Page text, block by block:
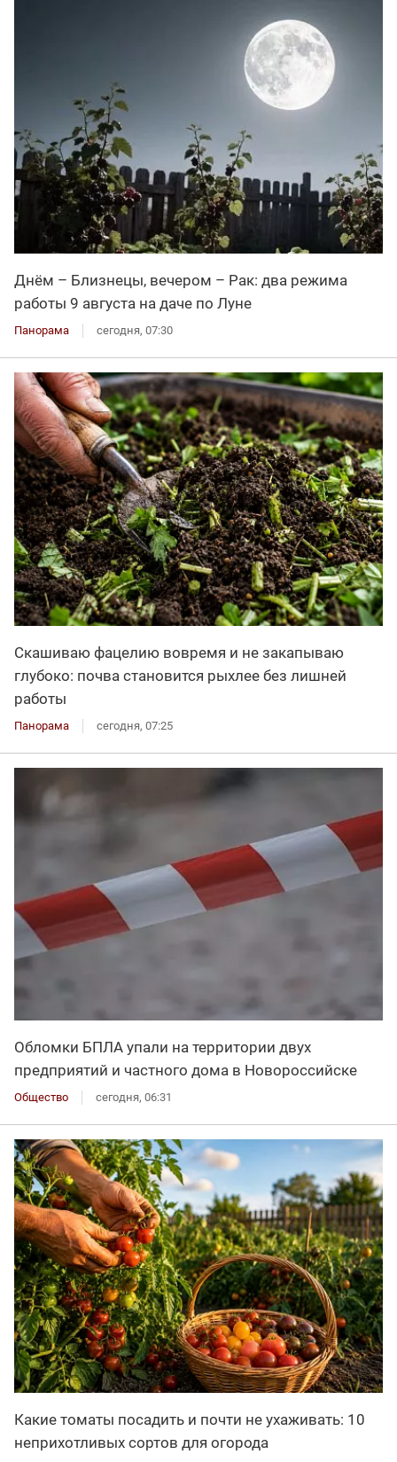
Днём – Близнецы, вечером – Рак: два режима
работы 9 августа на даче по Луне
Панорама сегодня, 07:30
Скашиваю фацелию вовремя и не закапываю
глубоко: почва становится рыхлее без лишней
работы
Панорама сегодня, 07:25
Обломки БПЛА упали на территории двух
предприятий и частного дома в Новороссийске
Общество сегодня, 06:31
Какие томаты посадить и почти не ухаживать: 10
неприхотливых сортов для огорода